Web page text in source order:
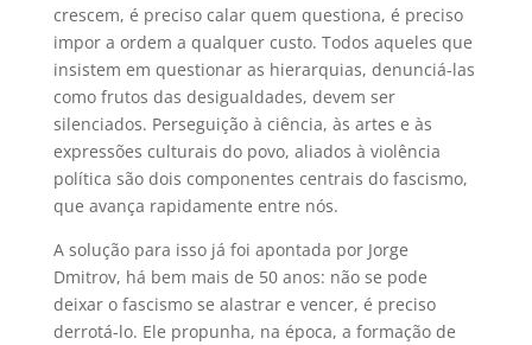
crescem, é preciso calar quem questiona, é preciso
impor a ordem a qualquer custo. Todos aqueles que
insistem em questionar as hierarquias, denunciá-las
como frutos das desigualdades, devem ser
silenciados. Perseguição à ciência, às artes e às
expressões culturais do povo, aliados à violência
política são dois componentes centrais do fascismo,
que avança rapidamente entre nós.
A solução para isso já foi apontada por Jorge
Dmitrov, há bem mais de 50 anos: não se pode
deixar o fascismo se alastrar e vencer, é preciso
derrotá-lo. Ele propunha, na época, a formação de